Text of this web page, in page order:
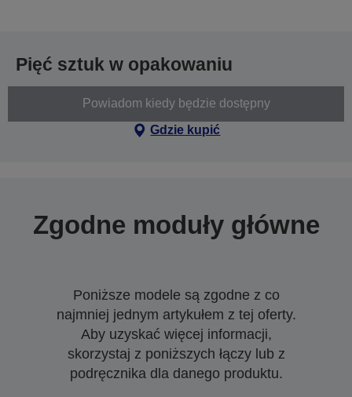
Pięć sztuk w opakowaniu
Powiadom kiedy będzie dostępny
Gdzie kupić
Zgodne moduły główne
Poniższe modele są zgodne z co
najmniej jednym artykułem z tej oferty.
Aby uzyskać więcej informacji,
skorzystaj z poniższych łączy lub z
podręcznika dla danego produktu.